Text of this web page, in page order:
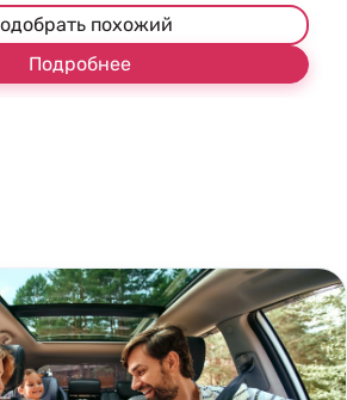
похожий
Подробнее